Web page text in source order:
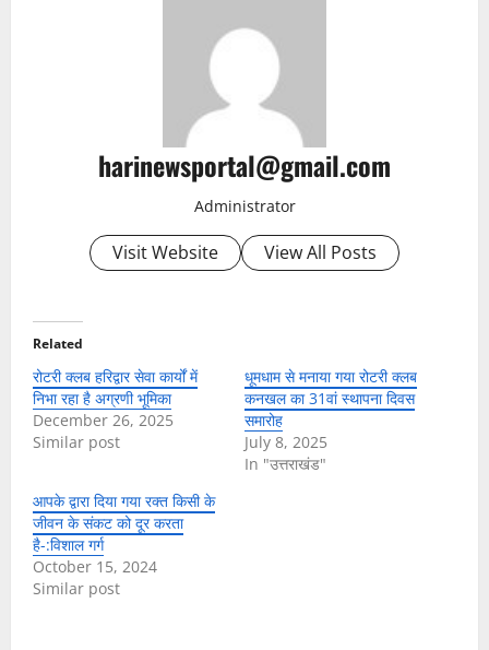
harinewsportal@gmail.com
Administrator
Visit Website View All Posts
Related
रोटरी क्लब हरिद्वार सेवा कार्यों में
निभा रहा है अग्रणी भूमिका
December 26, 2025
Similar post
धूमधाम से मनाया गया रोटरी क्लब
कनखल का 31वां स्थापना दिवस
समारोह
July 8, 2025
In "उत्तराखंड"
आपके द्वारा दिया गया रक्त किसी के
जीवन के संकट को दूर करता
है-:विशाल गर्ग
October 15, 2024
Similar post